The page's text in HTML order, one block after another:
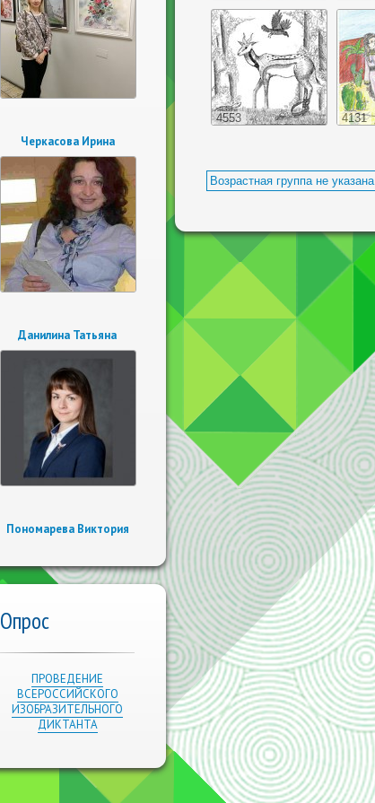
Черкасова Ирина
Данилина Татьяна
Пономарева Виктория
Опрос
ПРОВЕДЕНИЕ
ВСЕРОССИЙСКОГО
ИЗОБРАЗИТЕЛЬНОГО
ДИКТАНТА
4553 4131
Возрастная группа не указана